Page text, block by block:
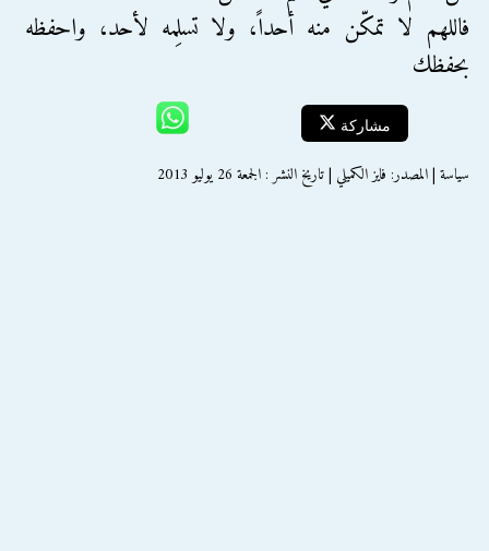
فاللهم لا تمكّن منه أحداً، ولا تسلِمه لأحد، واحفظه
بحفظك
مشاركة
سياسة | المصدر: فايز الكميلي | تاريخ النشر : الجمعة 26 يوليو 2013